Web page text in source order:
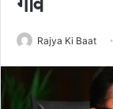
Rajya Ki Baat